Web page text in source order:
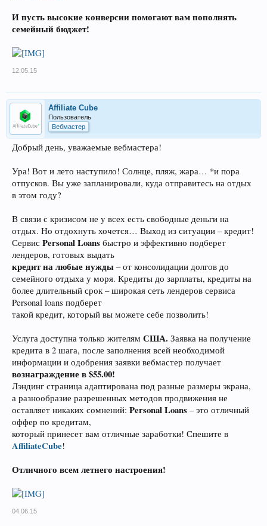
И пусть высокие конверсии помогают вам пополнять
семейный бюджет!
12.05.15
Affiliate Cube
Пользователь
Вебмастер
Добрый день, уважаемые вебмастера!
Ура! Вот и лето наступило! Солнце, пляж, жара… *и пора
отпусков. Вы уже запланировали, куда отправитесь на отдых
в этом году?
В связи с кризисом не у всех есть свободные деньги на
отдых. Но отдохнуть хочется… Выход из ситуации – кредит!
Сервис Personal Loans быстро и эффективно подберет
лендеров, готовых выдать
кредит на любые нужды – от консолидации долгов до
семейного отдыха у моря. Кредиты до зарплаты, кредиты на
более длительный срок – широкая сеть лендеров сервиса
Personal loans подберет
такой кредит, который вы можете себе позволить!
Услуга доступна только жителям США. Заявка на получение
кредита в 2 шага, после заполнения всей необходимой
информации и одобрения заявки вебмастер получает
вознаграждение в $55.00!
Лэндинг страница адаптирована под разные размеры экрана,
а разнообразие разрешенных методов продвижения не
оставляет никаких сомнений: Personal Loans – это отличный
оффер по кредитам,
который принесет вам отличные заработки! Спешите в
AffiliateCube!
Отличного всем летнего настроения!
04.06.15